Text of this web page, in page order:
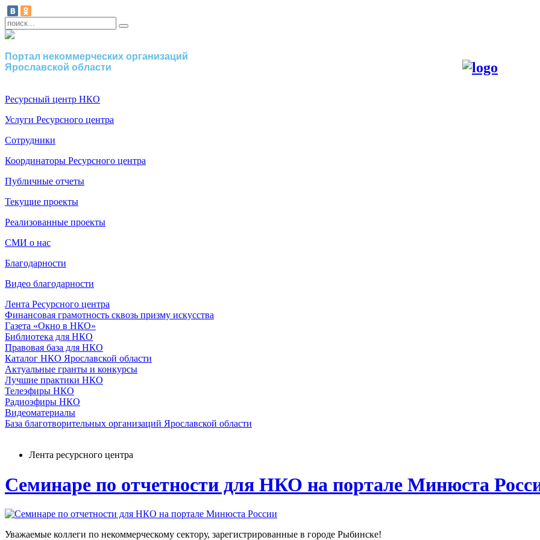
Портал некоммерческих организаций
Ярославской области
Ресурсный центр НКО
Услуги Ресурсного центра
Сотрудники
Координаторы Ресурсного центра
Публичные отчеты
Текущие проекты
Реализованные проекты
СМИ о нас
Благодарности
Видео благодарности
Лента Ресурсного центра
Финансовая грамотность сквозь призму искусства
Газета «Окно в НКО»
Библиотека для НКО
Правовая база для НКО
Каталог НКО Ярославской области
Актуальные гранты и конкурсы
Лучшие практики НКО
Телеэфиры НКО
Радиоэфиры НКО
Видеоматериалы
База благотворительных организаций Ярославской области
Лента ресурсного центра
Семинаре по отчетности для НКО на портале Минюста
Уважаемые коллеги по некоммерческому сектору, зарегистрированные в городе Рыбинске!